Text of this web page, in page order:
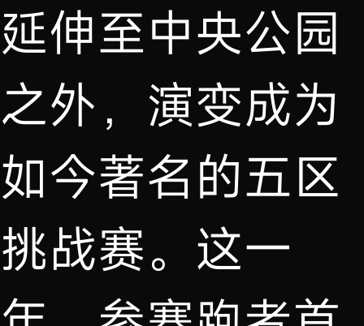
延伸至中央公园
之外，演变成为
如今著名的五区
挑战赛。这一